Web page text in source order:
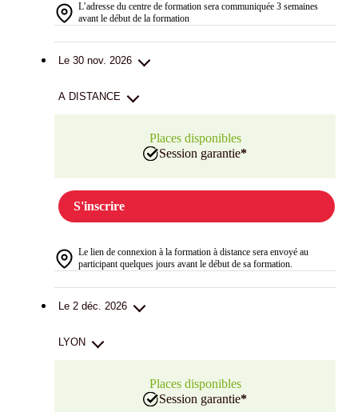
L’adresse du centre de formation sera communiquée 3 semaines
avant le début de la formation
Le 30 nov. 2026
A DISTANCE
Places disponibles
Session garantie*
S'inscrire
Le lien de connexion à la formation à distance sera envoyé au
participant quelques jours avant le début de sa formation.
Le 2 déc. 2026
LYON
Places disponibles
Session garantie*